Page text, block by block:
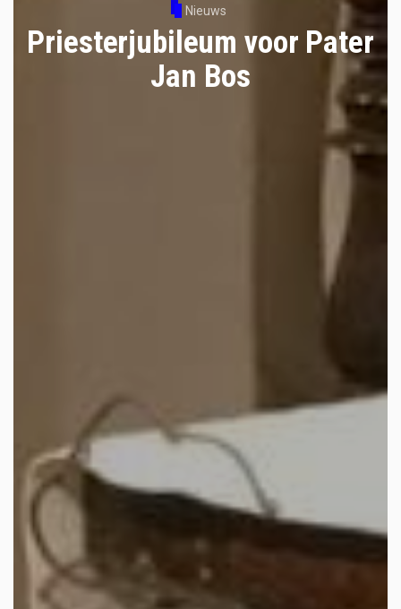
Nieuws
Priesterjubileum voor Pater
Jan Bos